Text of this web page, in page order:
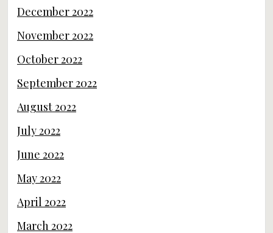
December 2022
November 2022
October 2022
September 2022
August 2022
July 2022
June 2022
May 2022
April 2022
March 2022